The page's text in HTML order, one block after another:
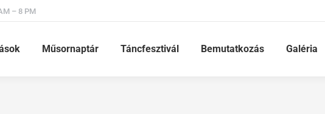
– 8 PM
Műsornaptár Táncfesztivál Bemutatkozás Galéria